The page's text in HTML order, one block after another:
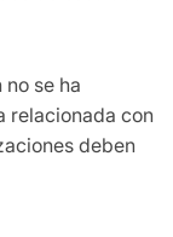
se ha
relacionada con
deben